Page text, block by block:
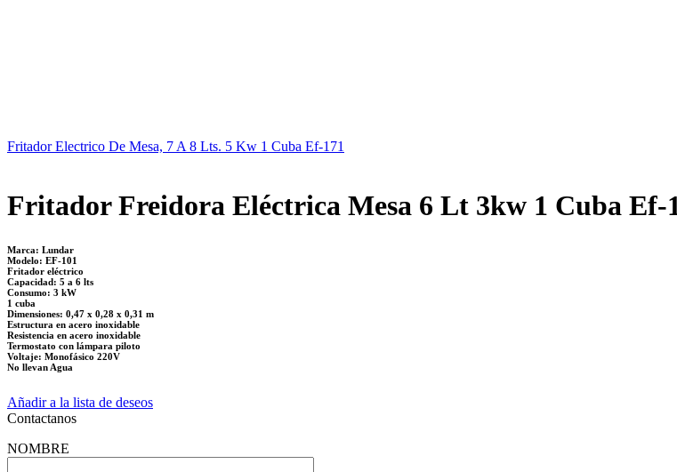
Fritador Electrico De Mesa, 7 A 8 Lts. 5 Kw 1 Cuba Ef-171
Fritador Freidora Eléctrica Mesa 6 Lt 3kw 1 Cuba Ef-
Marca: Lundar
Modelo: EF-101
Fritador eléctrico
Capacidad: 5 a 6 lts
Consumo: 3 kW
1 cuba
Dimensiones: 0,47 x 0,28 x 0,31 m
Estructura en acero inoxidable
Resistencia en acero inoxidable
Termostato con lámpara piloto
Voltaje: Monofásico 220V
No llevan Agua
Añadir a la lista de deseos
Contactanos
NOMBRE